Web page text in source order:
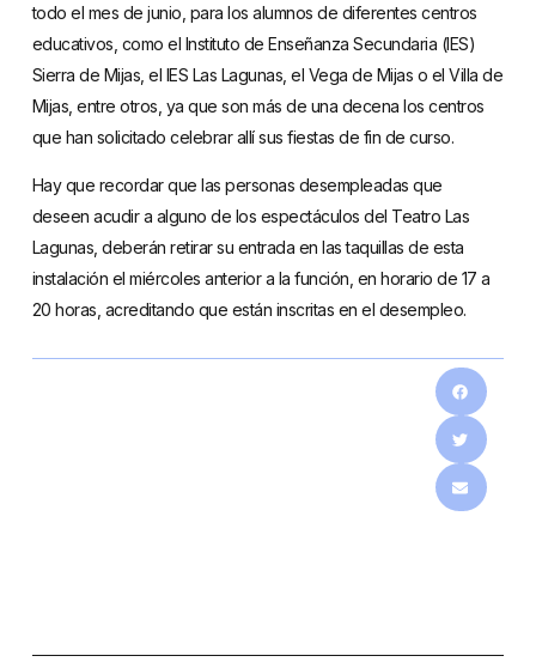
todo el mes de junio, para los alumnos de diferentes centros
educativos, como el Instituto de Enseñanza Secundaria (IES)
Sierra de Mijas, el IES Las Lagunas, el Vega de Mijas o el Villa de
Mijas, entre otros, ya que son más de una decena los centros
que han solicitado celebrar allí sus fiestas de fin de curso.
Hay que recordar que las personas desempleadas que
deseen acudir a alguno de los espectáculos del Teatro Las
Lagunas, deberán retirar su entrada en las taquillas de esta
instalación el miércoles anterior a la función, en horario de 17 a
20 horas, acreditando que están inscritas en el desempleo.